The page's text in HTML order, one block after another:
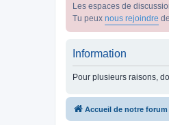
Les espaces de
Tu peux nous rejoindre
Information
Pour plusieurs raisons,
Accueil de notre forum